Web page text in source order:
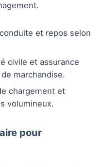
et repos selon
civile et assurance
marchandise.
chargement et
volumineux.
pour